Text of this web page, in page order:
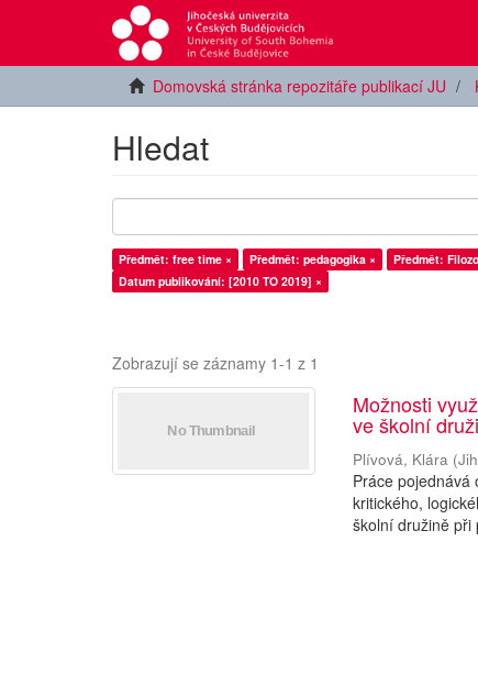
Domovská stránka repozitáře publikací JU
Hledat
Předmět: free time × Předmět: pedagogika × Předmět:
Datum publikování: [2010 TO 2019] ×
Zobrazují se záznamy 1-1 z 1
Možnosti
ve školní
Plívová, Klára (
Práce
kritického,
školní družině při